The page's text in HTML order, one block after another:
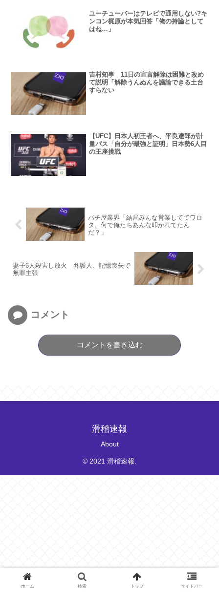
ユーチューバーはテレビで通用しない?キ
ンコン梶原が本気回答「俺の持論として
はね…」
吉村知事 11日の宣言解除は困難と改め
て説明「解除うんぬんを議論できる土台
すらない
【UFC】日本人初王者へ、平良達郎が計
量パス「自分が最強と証明」日本勢6人目
の王座挑戦
パチ屋業界「結局みんな営業しててワロ
タ。何で俺たちあんな叩かれてたん
だ？」
妻子6人殺害し放火 弁護人、記憶喪失で
無罪主張
コメント
コメントを書き込む
滑稽速報
About
© 2021 滑稽速報.
ホーム 検索 トップ サイドバー